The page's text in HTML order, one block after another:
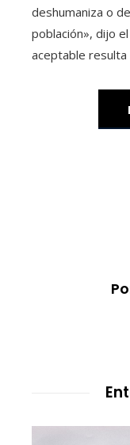
deshumaniza o
población», dijo
aceptable resulta